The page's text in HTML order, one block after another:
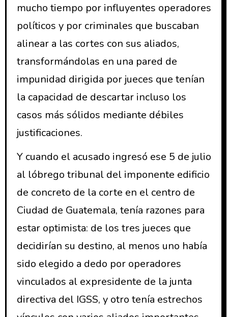
mucho tiempo por influyentes operadores
políticos y por criminales que buscaban
alinear a las cortes con sus aliados,
transformándolas en una pared de
impunidad dirigida por jueces que tenían
la capacidad de descartar incluso los
casos más sólidos mediante débiles
justificaciones.
Y cuando el acusado ingresó ese 5 de julio
al lóbrego tribunal del imponente edificio
de concreto de la corte en el centro de
Ciudad de Guatemala, tenía razones para
estar optimista: de los tres jueces que
decidirían su destino, al menos uno había
sido elegido a dedo por operadores
vinculados al expresidente de la junta
directiva del IGSS, y otro tenía estrechos